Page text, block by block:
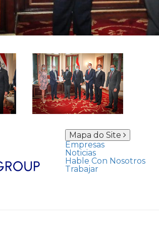
Mapa do Site
Empresas
Noticias
Hable Con Nosotros
Trabajar